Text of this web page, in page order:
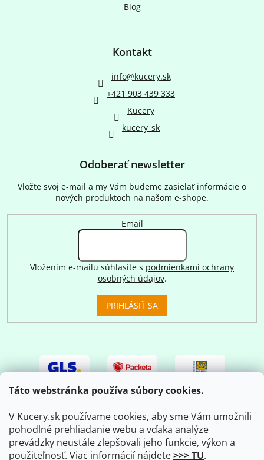
Táto webstránka používa súbory cookies.
V Kucery.sk používame cookies, aby sme Vám umožnili
pohodlné prehliadanie webu a vďaka analýze
prevádzky neustále zlepšovali jeho funkcie, výkon a
použiteľnosť. Viac informácií nájdete>>> TU.
Blog
Kontakt
info@kucery.sk
+421 903 439 333
Kucery
kucery_sk
Odoberať newsletter
Vložte svoj e-mail a my Vám budeme zasielať informácie o
nových produktoch na našom e-shope.
Email
Vložením e-mailu súhlasíte s podmienkami ochrany
osobných údajov.
PRIHLÁSIŤ SA